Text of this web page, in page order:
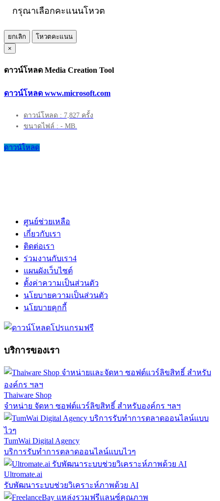
กรุณาเลือกคะแนนโหวต
ยกเลิก
โหวตคะแนน
×
ดาวน์โหลด Media Creation Tool
ดาวน์โหลด www.microsoft.com
ดาวน์โหลด : 7,827 ครั้ง
ขนาดไฟล์ : - MB.
ดาวน์โหลด
ศูนย์ช่วยเหลือ
เกี่ยวกับเรา
ติดต่อเรา
ร่วมงานกับเรา4
แผนผังเว็บไซต์
ตั้งค่าความเป็นส่วนตัว
นโยบายความเป็นส่วนตัว
นโยบายคุกกี้
บริการของเรา
Thaiware Shop
จำหน่าย จัดหา ซอฟต์แวร์ลิขสิทธิ์ สำหรับองค์กร ฯลฯ
TumWai Digital Agency
บริการรับทำการตลาดออนไลน์แบบไวๆ
Ultromate.ai
รับพัฒนาระบบช่วยวิเคราะห์ภาพด้วย AI